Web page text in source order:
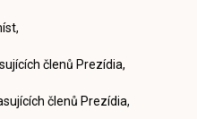
členů Prezídia,
členů Prezídia,